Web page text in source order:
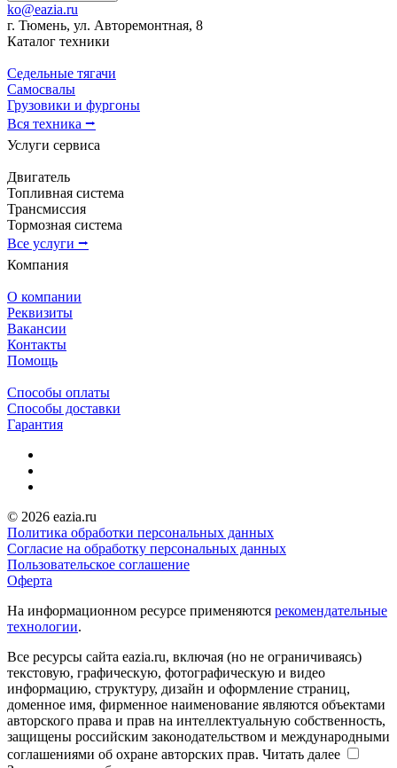
ko@eazia.ru
г. Тюмень, ул. Авторемонтная, 8
Каталог техники
Седельные тягачи
Самосвалы
Грузовики и фургоны
Вся техника ⭢
Услуги сервиса
Двигатель
Топливная система
Трансмиссия
Тормозная система
Все услуги ⭢
Компания
О компании
Реквизиты
Вакансии
Контакты
Помощь
Способы оплаты
Способы доставки
Гарантия
© 2026 eazia.ru
Политика обработки персональных данных
Согласие на обработку персональных данных
Пользовательское соглашение
Оферта
На информационном ресурсе применяются рекомендательные
технологии.
Все ресурсы сайта eazia.ru, включая (но не ограничиваясь)
текстовую, графическую, фотографическую и видео
информацию, структуру, дизайн и оформление страниц,
доменное имя, фирменное наименование являются объектами
авторского права и прав на интеллектуальную собственность,
защищены российским законодательством и международными
соглашениями об охране авторских прав. Читать далее